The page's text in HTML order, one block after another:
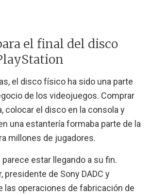
el final del disco
el disco físico ha sido una parte
de los videojuegos. Comprar
colocar el disco en la consola y
una estantería formaba parte de la
millones de jugadores.
parece estar llegando a su fin.
presidente de Sony DADC y
las operaciones de fabricación de